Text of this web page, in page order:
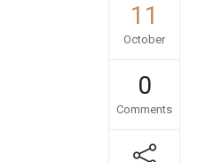
11
October
0
Comments